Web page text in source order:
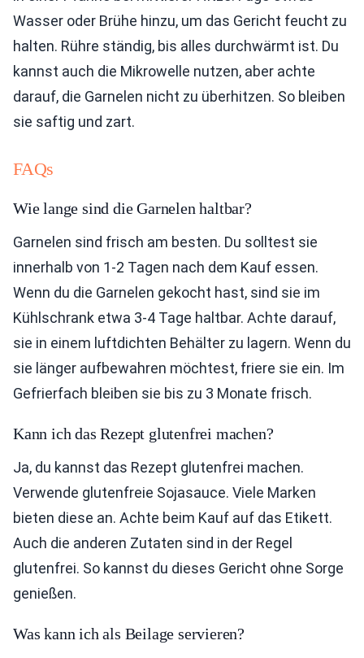
Wasser oder Brühe hinzu, um das Gericht feucht zu
halten. Rühre ständig, bis alles durchwärmt ist. Du
kannst auch die Mikrowelle nutzen, aber achte
darauf, die Garnelen nicht zu überhitzen. So bleiben
sie saftig und zart.
FAQs
Wie lange sind die Garnelen haltbar?
Garnelen sind frisch am besten. Du solltest sie
innerhalb von 1-2 Tagen nach dem Kauf essen.
Wenn du die Garnelen gekocht hast, sind sie im
Kühlschrank etwa 3-4 Tage haltbar. Achte darauf,
sie in einem luftdichten Behälter zu lagern. Wenn du
sie länger aufbewahren möchtest, friere sie ein. Im
Gefrierfach bleiben sie bis zu 3 Monate frisch.
Kann ich das Rezept glutenfrei machen?
Ja, du kannst das Rezept glutenfrei machen.
Verwende glutenfreie Sojasauce. Viele Marken
bieten diese an. Achte beim Kauf auf das Etikett.
Auch die anderen Zutaten sind in der Regel
glutenfrei. So kannst du dieses Gericht ohne Sorge
genießen.
Was kann ich als Beilage servieren?